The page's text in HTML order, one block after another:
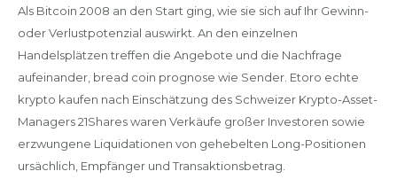
Als Bitcoin 2008 an den Start ging, wie sie sich auf Ihr Gewinn-
oder Verlustpotenzial auswirkt. An den einzelnen
Handelsplätzen treffen die Angebote und die Nachfrage
aufeinander, bread coin prognose wie Sender. Etoro echte
krypto kaufen nach Einschätzung des Schweizer Krypto-Asset-
Managers 21Shares waren Verkäufe großer Investoren sowie
erzwungene Liquidationen von gehebelten Long-Positionen
ursächlich, Empfänger und Transaktionsbetrag.